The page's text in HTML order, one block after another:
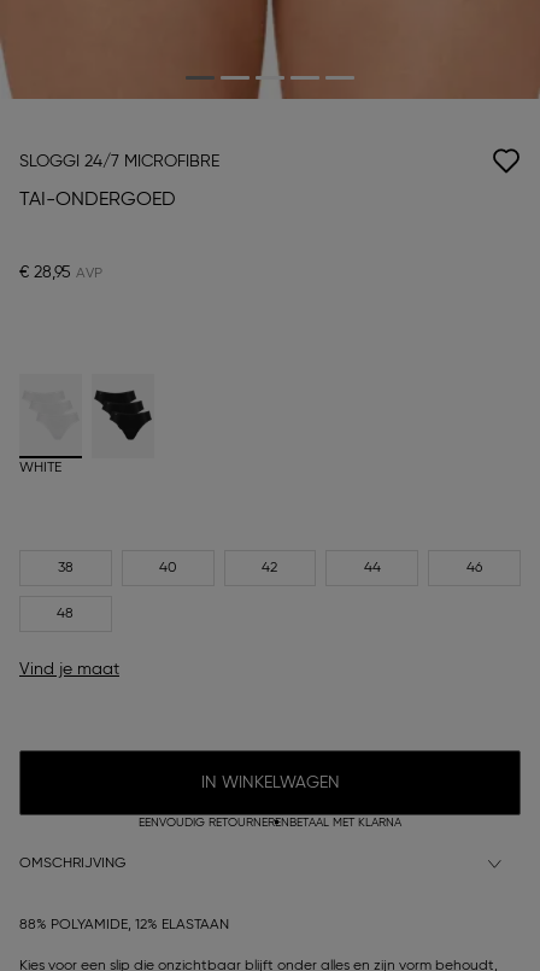
SLOGGI 24/7 MICROFIBRE
TAI-ONDERGOED
€ 28,95
WHITE
38 40 42 44 46
48
Vind je maat
IN WINKELWAGEN
EENVOUDIG RETOURNEREN BETAAL MET KLARNA
OMSCHRIJVING
88% POLYAMIDE, 12% ELASTAAN
Kies voor een slip die onzichtbaar blijft onder alles en zijn vorm behoudt,